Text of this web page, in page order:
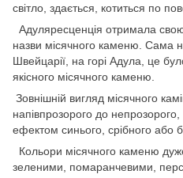
світло, здається, котиться по
Адуляресценція отримала
назви місячного каменю. Сама
Швейцарії, на горі Адула, це
якісного місячного каменю.
Зовнішній вигляд місячного
напівпрозорого до непрозорого,
ефектом синього, срібного або
Кольори місячного каменю
зеленими, помаранчевими,